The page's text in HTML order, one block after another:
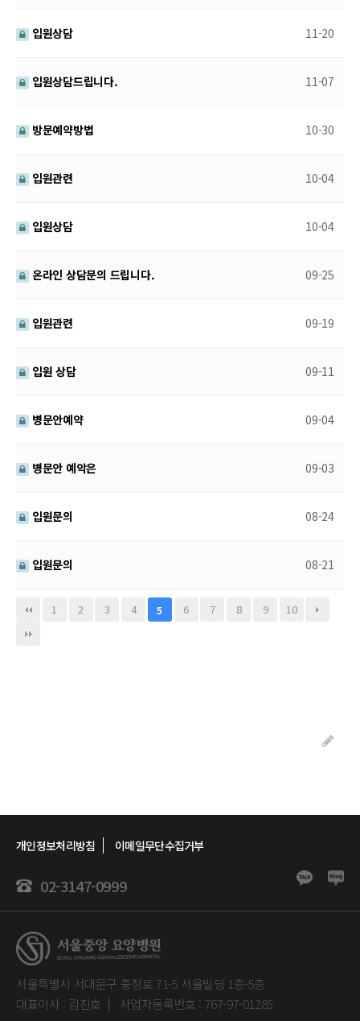
입원상담 11-20
입원상담드립니다. 11-07
방문예약방법 10-30
입원관련 10-04
입원상담 10-04
온라인 상담문의 드립니다. 09-25
입원관련 09-19
입원 상담 09-11
병문안예약 09-04
병문안 예악은 09-03
입원문의 08-24
입원문의 08-21
1 2 3 4 5 6 7 8 9 10
개인정보처리방침 이메일무단수집거부
02-3147-0999
서울특별시 서대문구 충정로 71-5 서울빌딩 1층-5층
대표이사 : 김진호
사업자등록번호 : 767-97-01285